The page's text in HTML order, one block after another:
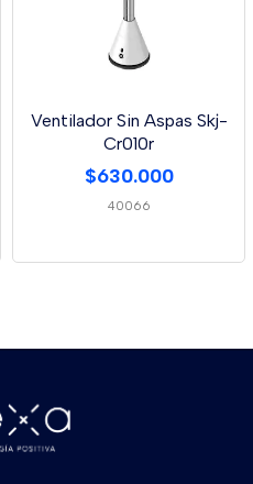
Ventilador Sin Aspas Skj-
Cr010r
$630.000
40066